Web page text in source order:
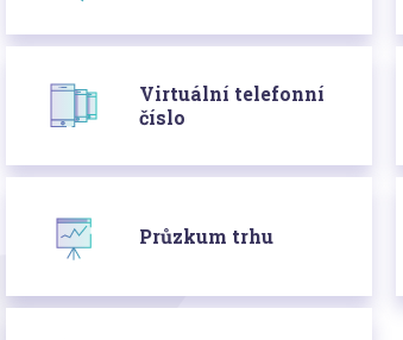
Virtuální telefonní
číslo
Průzkum trhu